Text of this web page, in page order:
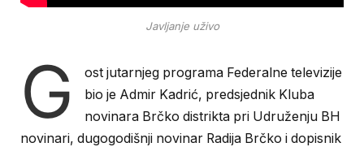
Javljanje uživo
G
ost jutarnjeg programa Federalne televizije
bio je Admir Kadrić, predsjednik Kluba
novinara Brčko distrikta pri Udruženju BH
novinari, dugogodišnji novinar Radija Brčko i dopisnik